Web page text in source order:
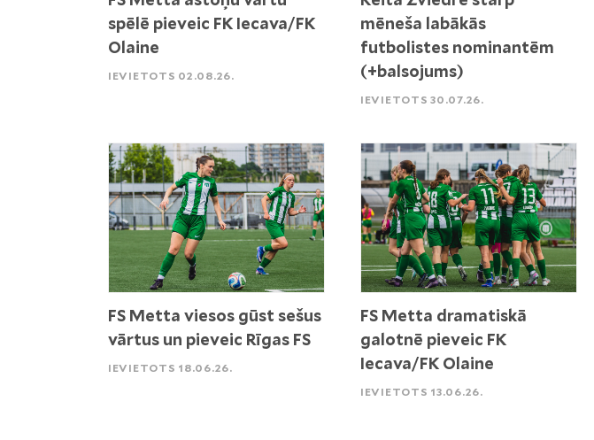
spēlē pieveic FK Iecava/FK
Olaine
IEVIETOTS 02.08.26.
mēneša labākās
futbolistes nominantēm
(+balsojums)
IEVIETOTS 30.07.26.
FS Metta viesos gūst sešus
vārtus un pieveic Rīgas FS
IEVIETOTS 18.06.26.
FS Metta dramatiskā
galotnē pieveic FK
Iecava/FK Olaine
IEVIETOTS 13.06.26.